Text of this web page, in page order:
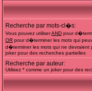
Recherche par mots-cl�s:
Vous pouvez utiliserAND pour
OR pour d�terminer les mots qui
d�terminer les mots qui ne
joker pour des recherches partielles
Recherche par auteur:
Utilisez * comme un joker pour des